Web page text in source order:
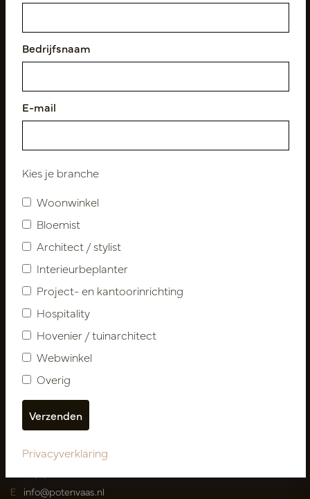
Volg ons
Nieuwsbrief
Abonneer
Klantenservice
Contact
Over ons
Nieuwsbrief
Privacy Policy
Leveringsvoorwaarden
Mijn account
Inloggen
Mijn bestellingen
Mijn favorieten
Pot&Vaas Showrooms
E info@potenvaas.nl
Bedrijfsnaam
E-mail
Kies je branche
Woonwinkel
Bloemist
Architect / stylist
Interieurbeplanter
Project- en kantoorinrichting
Hospitality
Hovenier / tuinarchitect
Webwinkel
Overig
Privacyverklaring